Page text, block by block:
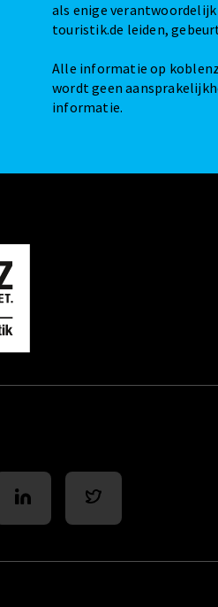
als enige verantwoordelijk
touristik.de leiden,
Alle informatie op
wordt geen
informatie.